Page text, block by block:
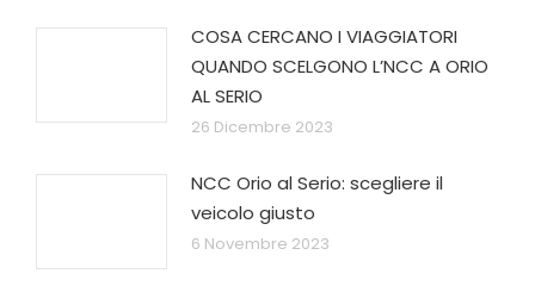
COSA CERCANO I VIAGGIATORI
QUANDO SCELGONO L’NCC A ORIO
AL SERIO
26 Dicembre 2023
NCC Orio al Serio: scegliere il
veicolo giusto
6 Novembre 2023